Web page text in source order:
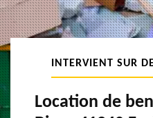
INTERVIENT SUR
Location de